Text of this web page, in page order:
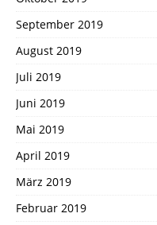
September 2019
August 2019
Juli 2019
Juni 2019
Mai 2019
April 2019
März 2019
Februar 2019